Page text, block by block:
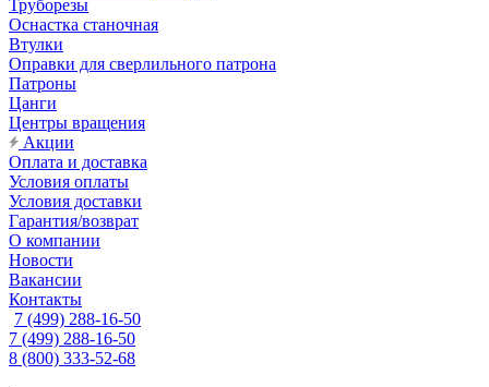
Труборезы
Оснастка станочная
Втулки
Оправки для сверлильного патрона
Патроны
Цанги
Центры вращения
Акции
Оплата и доставка
Условия оплаты
Условия доставки
Гарантия/возврат
О компании
Новости
Вакансии
Контакты
7 (499) 288-16-50
7 (499) 288-16-50
8 (800) 333-52-68